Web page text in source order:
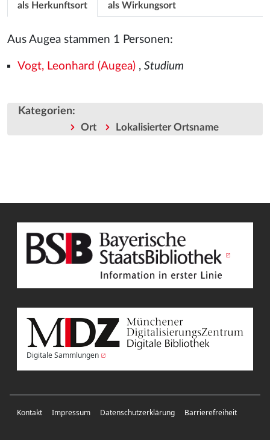
als Herkunftsort als Wirkungsort
Aus Augea stammen 1 Personen:
Vogt, Leonhard (Augea), Studium
Kategorien:
Ort Lokalisierter Ortsname
Digitale Sammlungen
Kontakt Impressum Datenschutzerklärung Barrierefreiheit